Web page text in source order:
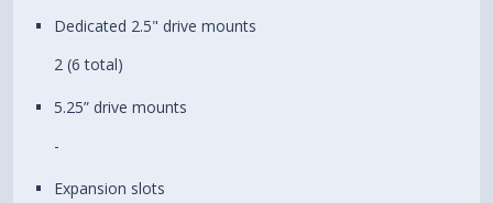
Processzorhűtő maximális
magassága
Videokártya maximális
hossza
Súly
Dedicated 2.5" drive mounts
2 (6 total)
5.25” drive mounts
-
Expansion slots